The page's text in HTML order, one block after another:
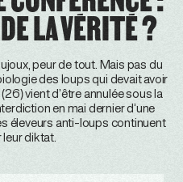
LA VÉRITÉ ?
peur de tout. Mais pas du
des loups qui devait avoir
vient d’être annulée sous la
en mai dernier d’une
éleveurs anti-loups continuent
leur diktat.